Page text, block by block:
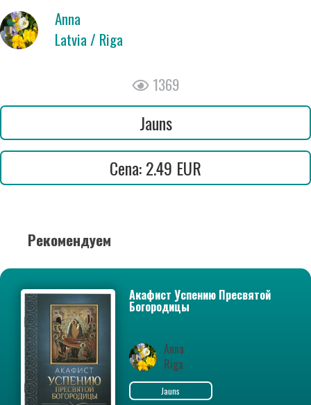
Anna
Latvia / Riga
1369
Jauns
Cena: 2.49 EUR
Рекомендуем
Акафист Успению Пресвятой
Богородицы
Anna
Riga
Jauns